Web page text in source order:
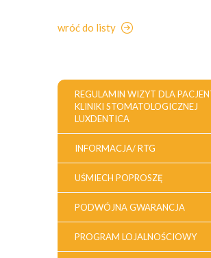
wróć do listy
REGULAMIN WIZYT DLA
KLINIKI STOMATOLOGICZNEJ
LUXDENTICA
INFORMACJA/ RTG
UŚMIECH POPROSZĘ
PODWÓJNA GWARANCJA
PROGRAM LOJALNOŚCIOWY